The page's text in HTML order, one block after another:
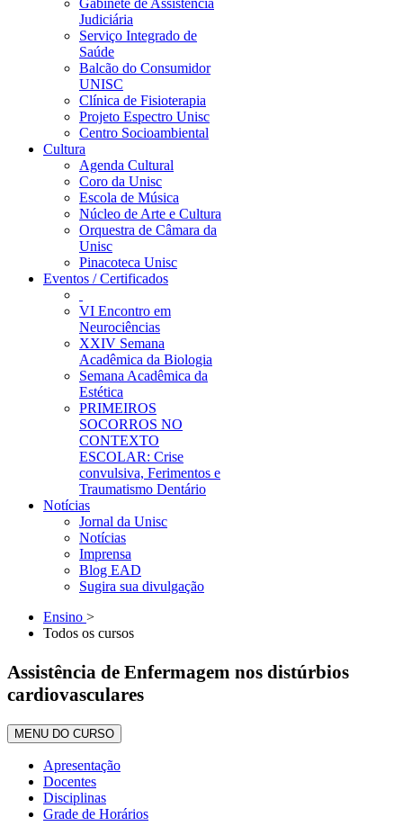
Gabinete de Assistência
Judiciária
Serviço Integrado de
Saúde
Balcão do Consumidor
UNISC
Clínica de Fisioterapia
Projeto Espectro Unisc
Centro Socioambiental
Cultura
Agenda Cultural
Coro da Unisc
Escola de Música
Núcleo de Arte e Cultura
Orquestra de Câmara da
Unisc
Pinacoteca Unisc
Eventos / Certificados
VI Encontro em
Neurociências
XXIV Semana
Acadêmica da Biologia
Semana Acadêmica da
Estética
PRIMEIROS
SOCORROS NO
CONTEXTO
ESCOLAR: Crise
convulsiva, Ferimentos e
Traumatismo Dentário
Notícias
Jornal da Unisc
Notícias
Imprensa
Blog EAD
Sugira sua divulgação
Ensino >
Todos os cursos
Assistência de Enfermagem nos distúrbios
cardiovasculares
MENU DO CURSO
Apresentação
Docentes
Disciplinas
Grade de Horários